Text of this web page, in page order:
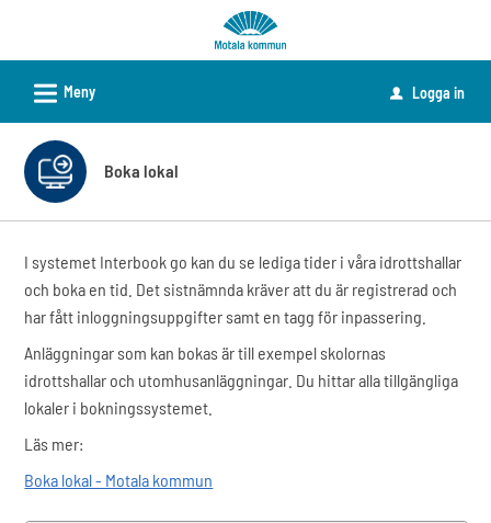
tjänster
Motala
kommun
L Meny u Logga in
Boka lokal
I systemet Interbook go kan du se lediga tider i våra idrottshallar
och boka en tid. Det sistnämnda kräver att du är registrerad och
har fått inloggningsuppgifter samt en tagg för inpassering.
Anläggningar som kan bokas är till exempel skolornas
idrottshallar och utomhusanläggningar. Du hittar alla tillgängliga
lokaler i bokningssystemet.
Läs mer:
Boka lokal - Motala kommun